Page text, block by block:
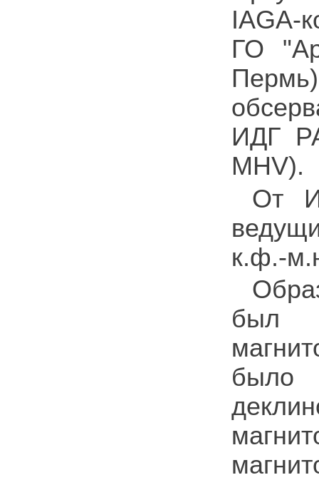
IAGA-
ГО
ИДГ
MHV).
От
к.ф.-
был
было